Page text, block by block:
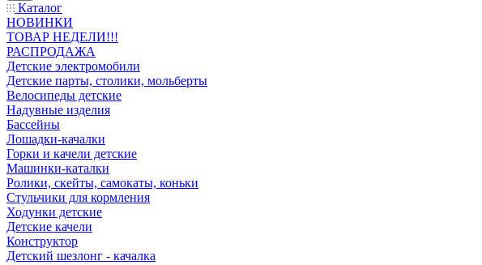
Каталог
НОВИНКИ
ТОВАР НЕДЕЛИ!!!
РАСПРОДАЖА
Детские электромобили
Детские парты, столики, мольберты
Велосипеды детские
Надувные изделия
Бассейны
Лошадки-качалки
Горки и качели детские
Машинки-каталки
Ролики, скейты, самокаты, коньки
Стульчики для кормления
Ходунки детские
Детские качели
Конструктор
Детский шезлонг - качалка